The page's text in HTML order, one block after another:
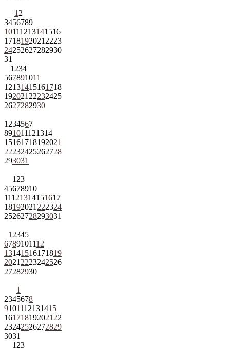
1 2
3456789
10111213141516
1718192021 2223
24252627282930
31
1 234
567891011
12131415161718
192021 22232425
2627282930
1 234567
891011121314
15161718192021
22232425262728
293031
1 23
45678910
11121314151617
18192021 222324
25262728293031
1 2345
6789101112
13141516171819
2021 2223242526
27282930
1
2345678
9101112131415
161718192021 22
23242526272829
3031
1 23